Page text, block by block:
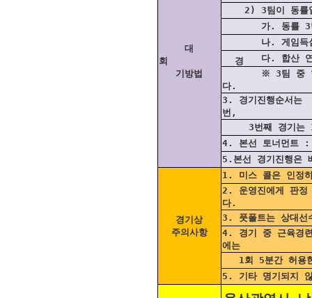
대
회 경
기방법
2) 3팀이 동률일
가. 동률 3팀
나. 게임득실 차
다. 합산 연령
※ 3팀 중 한 팀
다.
3. 경기진행순서
번,
3번째 경기는
4. 본선 토너먼트 :
5.본선 경기진행은
경기상
주의사항
1. 미스 콜은 인정
2. 운영진에게 판정
다.
3. 풋폴트는 상대선
4. 경기 중 근육경
에는
1회 5분간 허용
5. 기타 명기되지